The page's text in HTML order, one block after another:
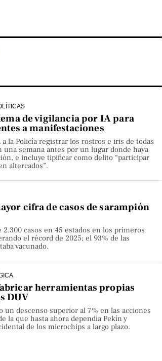
de vigilancia por IA para
a manifestaciones
la Policía registrar los rostros e iris de todas
semana antes por un lugar donde haya
e incluye tipificar como delito “participar
altercados”.
cifra de casos de sarampión
casos en 45 estados en los primeros
el récord de 2025; el 93% de las
vacunado.
herramientas propias
DUV
un descenso superior al 7% en las acciones
la que hasta ahora dependía Pekín y
de los microchips a largo plazo.